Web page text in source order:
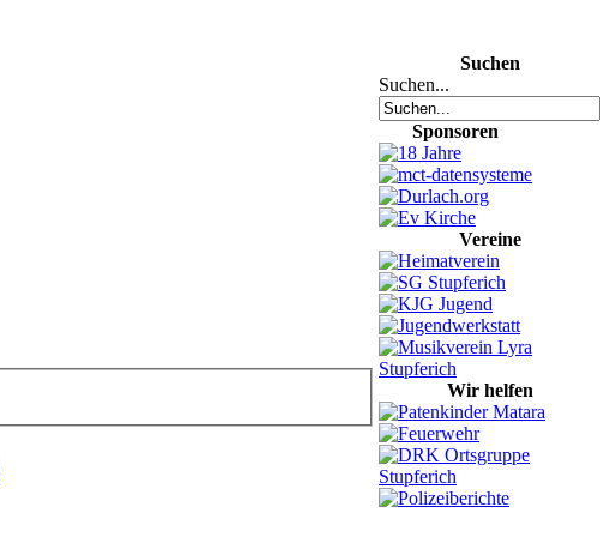
Suchen
Suchen...
Sponsoren
Vereine
Wir helfen